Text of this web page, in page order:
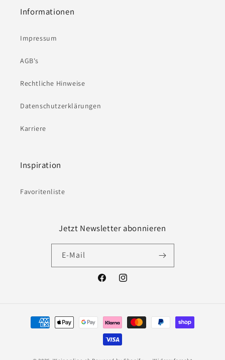
Informationen
Impressum
AGB's
Rechtliche Hinweise
Datenschutzerklärungen
Karriere
Inspiration
Favoritenliste
Jetzt Newsletter abonnieren
E-Mail
FacebookInstagram
Zahlungsmethoden